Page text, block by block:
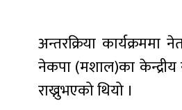
अन्तरक्रिया
नेकपा (मशाल)का केन्द्रीय
राख्नुभएको थियो ।